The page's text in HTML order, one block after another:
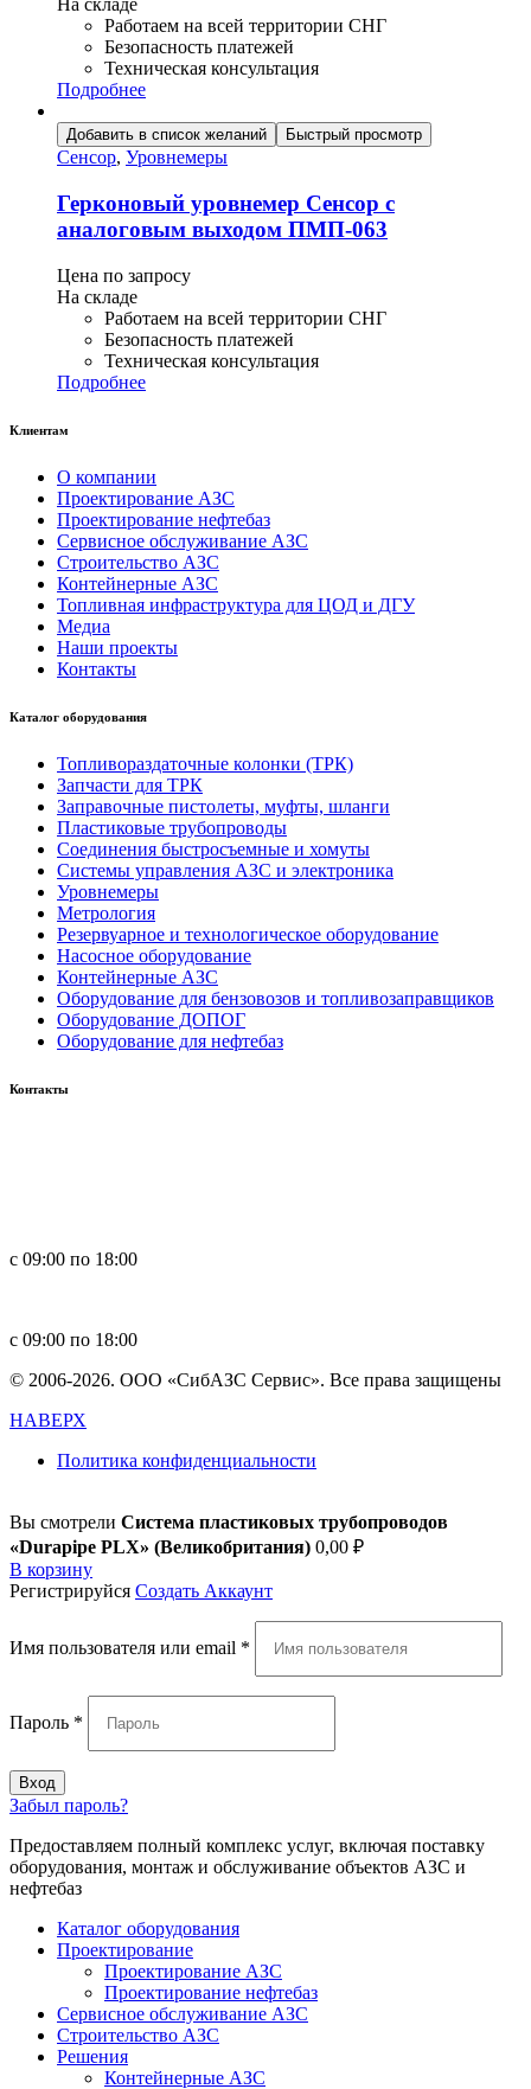
На складе
Работаем на всей территории СНГ
Безопасность платежей
Техническая консультация
Подробнее
Добавить в список желаний Быстрый просмотр
Сенсор, Уровнемеры
Герконовый уровнемер Сенсор с
аналоговым выходом ПМП-063
Цена по запросу
На складе
Работаем на всей территории СНГ
Безопасность платежей
Техническая консультация
Подробнее
Клиентам
О компании
Проектирование АЗС
Проектирование нефтебаз
Сервисное обслуживание АЗС
Строительство АЗС
Контейнерные АЗС
Топливная инфраструктура для ЦОД и ДГУ
Медиа
Наши проекты
Контакты
Каталог оборудования
Топливораздаточные колонки (ТРК)
Запчасти для ТРК
Заправочные пистолеты, муфты, шланги
Пластиковые трубопроводы
Соединения быстросъемные и хомуты
Системы управления АЗС и электроника
Уровнемеры
Метрология
Резервуарное и технологическое оборудование
Насосное оборудование
Контейнерные АЗС
Оборудование для бензовозов и топливозаправщиков
Оборудование ДОПОГ
Оборудование для нефтебаз
Контакты
с 09:00 по 18:00
с 09:00 по 18:00
© 2006-2026. ООО «СибАЗС Сервис». Все права защищены
НАВЕРХ
Политика конфиденциальности
Вы смотрели Система пластиковых трубопроводов
«Durapipe PLX» (Великобритания) 0,00 ₽
В корзину
Регистрируйся Создать Аккаунт
Имя пользователя или email *
Пароль *
Вход
Забыл пароль?
Предоставляем полный комплекс услуг, включая поставку
оборудования, монтаж и обслуживание объектов АЗС и
нефтебаз
Каталог оборудования
Проектирование
Проектирование АЗС
Проектирование нефтебаз
Cервисное обслуживание АЗС
Строительство АЗС
Решения
Контейнерные АЗС